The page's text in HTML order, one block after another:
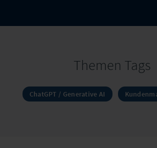
Themen Tags
ChatGPT / Generative AI